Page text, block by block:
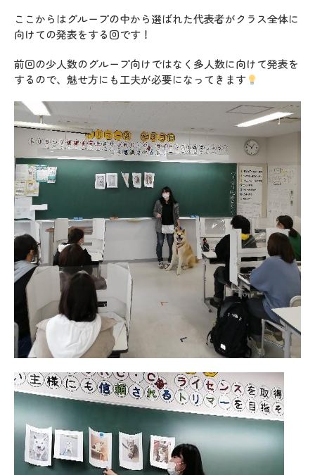
ここからはグループの中から選ばれた代表者がクラス全体に
向けての発表をする回です！
前回の少人数のグループ向けではなく多人数に向けて発表を
するので、魅せ方にも工夫が必要になってきます